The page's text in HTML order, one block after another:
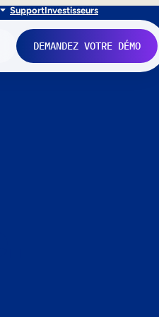
SupportInvestisseurs
DEMANDEZ VOTRE DÉMO